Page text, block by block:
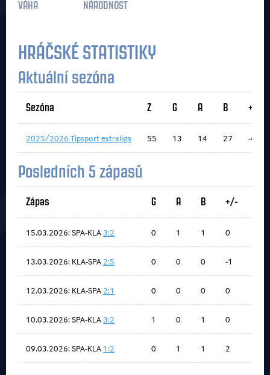
VÁHA NÁRODNOST
HRÁČSKÉ STATISTIKY
Aktuální sezóna
Sezóna Z G A B +/-
2025/2026 Tipsport extraliga 55 13 14 27 -4
Posledních 5 zápasů
Zápas G A B +/-
15.03.2026: SPA-KLA3:2 0 1 1 0
13.03.2026: KLA-SPA 2:5 0 0 0 -1
12.03.2026: KLA-SPA 2:1 0 0 0 0
10.03.2026: SPA-KLA3:2 1 0 1 0
09.03.2026: SPA-KLA 1:2 0 1 1 2